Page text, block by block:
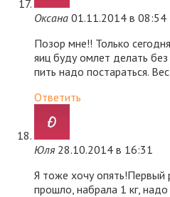
Оксана 01.11.2014 в 08:54
Позор мне!! Только
яиц буду омлет делать
пить надо постараться.
Ответить
Юля 28.10.2014 в 16:31
Я тоже хочу опять!Первый
прошло, набрала 1 кг,